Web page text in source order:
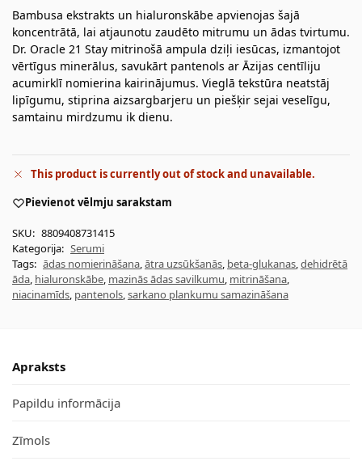
Bambusa ekstrakts un hialuronskābe apvienojas šajā
koncentrātā, lai atjaunotu zaudēto mitrumu un ādas tvirtumu.
Dr. Oracle 21 Stay mitrinošā ampula dziļi iesūcas, izmantojot
vērtīgus minerālus, savukārt pantenols ar Āzijas centīliju
acumirklī nomierina kairinājumus. Vieglā tekstūra neatstāj
lipīgumu, stiprina aizsargbarjeru un piešķir sejai veselīgu,
samtainu mirdzumu ik dienu.
This product is currently out of stock and unavailable.
Pievienot vēlmju sarakstam
SKU: 8809408731415
Kategorija: Serumi
Tags: ādas nomierināšana,ātra uzsūkšanās, beta-glukanas,dehidrētā
āda, hialuronskābe, mazinās ādas savilkumu, mitrināšana,
niacinamīds, pantenols,sarkano plankumu samazināšana
Apraksts
Papildu informācija
Zīmols